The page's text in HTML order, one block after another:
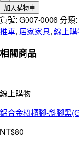
002
推
車
0006)
加入購物車
貨號: G007-0006分類:
推車, 居家家具, 線上購
相關商品
線上購物
鋁合金櫥櫃腳-斜腳黑
NT$80